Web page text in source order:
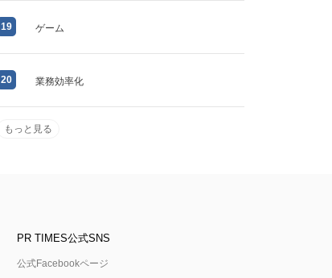
19 ゲーム
20 業務効率化
もっと見る
PR TIMES公式SNS
公式Facebookページ